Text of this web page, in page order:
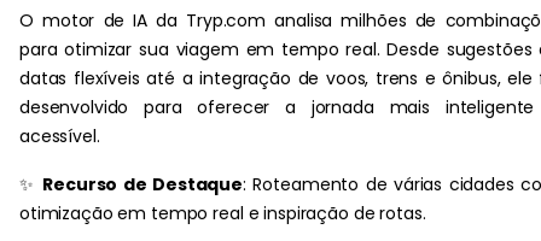
O motor de IA da Tryp.com analisa milhões de
para otimizar sua viagem em tempo real. Desde sugestões
datas flexíveis até a integração de voos, trens e ônibus, ele
desenvolvido para oferecer a jornada mais
acessível.
✨ Recurso de Destaque: Roteamento de várias cidades
otimização em tempo real e inspiração de rotas.